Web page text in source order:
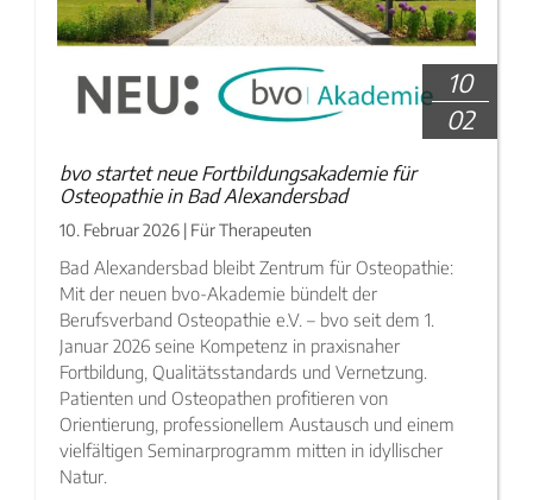
10
02
bvo startet neue Fortbildungsakademie für
Osteopathie in Bad Alexandersbad
10. Februar 2026 | Für Therapeuten
Bad Alexandersbad bleibt Zentrum für Osteopathie:
Mit der neuen bvo-Akademie bündelt der
Berufsverband Osteopathie e.V. – bvo seit dem 1.
Januar 2026 seine Kompetenz in praxisnaher
Fortbildung, Qualitätsstandards und Vernetzung.
Patienten und Osteopathen profitieren von
Orientierung, professionellem Austausch und einem
vielfältigen Seminarprogramm mitten in idyllischer
Natur.